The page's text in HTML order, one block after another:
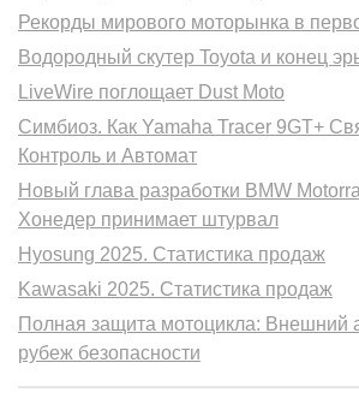
Рекорды мирового моторынка в
Водородный скутер Toyota и конец
LiveWire поглощает Dust Moto
Симбиоз. Как Yamaha Tracer 9GT+
Контроль и Автомат
Новый глава разработки BMW
Хонедер принимает штурвал
Hyosung 2025. Статистика продаж
Kawasaki 2025. Статистика продаж
Полная защита мотоцикла: Внешний
рубеж безопасности